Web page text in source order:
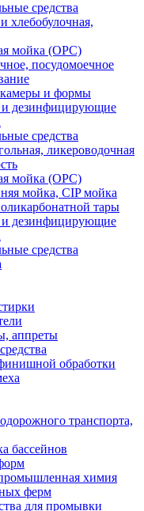
средства
хлебобулочная,
мойка (ОРС)
посудомоечное
и формы
и дезинфицирующие
средства
ликероводочная
мойка (ОРС)
мойка, CIP мойка
тары
и дезинфицирующие
средства
аппреты
обработки
транспорта,
бассейнов
химия
ферм
для промывки